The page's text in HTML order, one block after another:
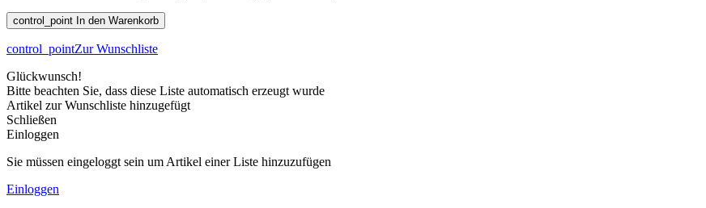
control_point In den Warenkorb
control_pointZur Wunschliste
Glückwunsch!
Bitte beachten Sie, dass diese Liste automatisch erzeugt wurde
Artikel zur Wunschliste hinzugefügt
Schließen
Einloggen
Sie müssen eingeloggt sein um Artikel einer Liste hinzuzufügen
Einloggen